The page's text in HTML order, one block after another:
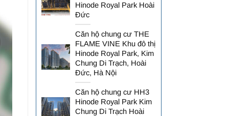
Hinode Royal Park Hoài
Đức
Căn hộ chung cư THE
FLAME VINE Khu đô thị
Hinode Royal Park, Kim
Chung Di Trạch, Hoài
Đức, Hà Nội
Căn hộ chung cư HH3
Hinode Royal Park Kim
Chung Di Trạch Hoài